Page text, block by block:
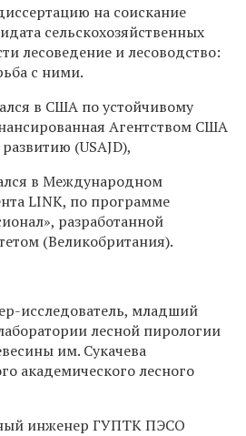
на соискание
сельскохозяйственных
лесоведение и лесоводство:
с ними.
в США по устойчивому
Агентством США
(USAJD),
в Международном
LINK, по программе
разработанной
(Великобритания).
исследователь, младший
лесной пирологии
им. Сукачева
академического лесного
инженер ГУПТК ПЭСО